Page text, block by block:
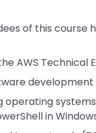
of this course
AWS Technical
operating
in